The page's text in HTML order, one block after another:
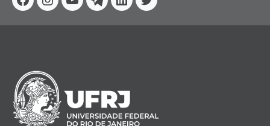
Facebook
Instagram
YoutubeTelegram
Linkedin
Twitter